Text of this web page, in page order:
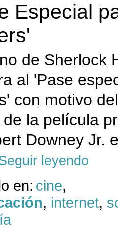
Especial
de Sherlock
al 'Pase
con motivo
de la película
Downey Jr.
leyendo
en: cine,
, internet,